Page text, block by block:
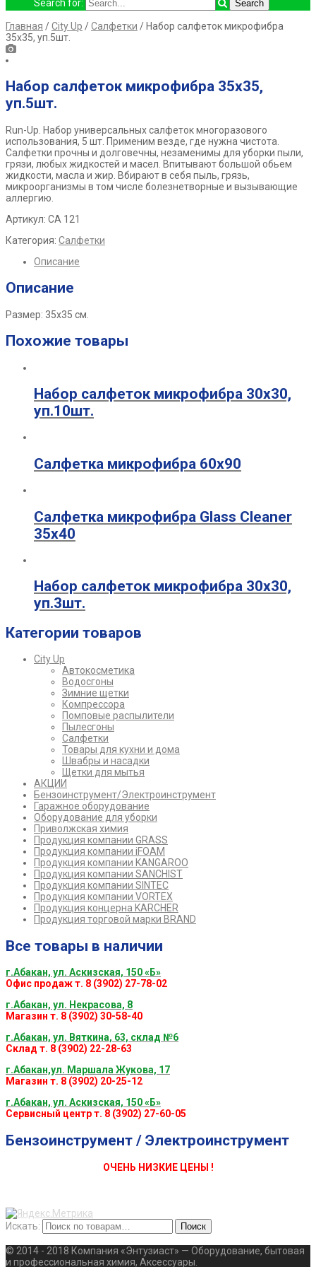
Search for:
Главная /City Up /Салфетки / Набор салфеток микрофибра
35х35, уп.5шт.
Набор салфеток микрофибра 35х35,
уп.5шт.
Run-Up. Набор универсальных салфеток многоразового
использования, 5 шт. Применим везде, где нужна чистота.
Салфетки прочны и долговечны, незаменимы для уборки пыли,
грязи, любых жидкостей и масел. Впитывают большой обьем
жидкости, масла и жир. Вбирают в себя пыль, грязь,
микроорганизмы в том числе болезнетворные и вызывающие
аллергию.
Артикул: СА 121
Категория: Салфетки
Описание
Описание
Размер: 35х35 см.
Похожие товары
Набор салфеток микрофибра 30х30,
уп.10шт.
Салфетка микрофибра 60х90
Салфетка микрофибра Glass Cleaner
35х40
Набор салфеток микрофибра 30х30,
уп.3шт.
Категории товаров
City Up
Автокосметика
Водосгоны
Зимние щетки
Компрессора
Помповые распылители
Пылесгоны
Салфетки
Товары для кухни и дома
Швабры и насадки
Щетки для мытья
АКЦИИ
Бензоинструмент/Электроинструмент
Гаражное оборудование
Оборудование для уборки
Приволжская химия
Продукция компании GRASS
Продукция компании iFOAM
Продукция компании KANGAROO
Продукция компании SANCHIST
Продукция компании SINTEC
Продукция компании VORTEX
Продукция концерна KARCHER
Продукция торговой марки BRAND
Все товары в наличии
г.Абакан, ул. Аскизская, 150 «Б»
Офис продаж т. 8 (3902) 27-78-02
г.Абакан, ул. Некрасова, 8
Магазин т. 8 (3902) 30-58-40
г.Абакан, ул. Вяткина, 63, склад №6
Склад т. 8 (3902) 22-28-63
г.Абакан,ул. Маршала Жукова, 17
Магазин т. 8 (3902) 20-25-12
г.Абакан, ул. Аскизская, 150 «Б»
Сервисный центр т. 8 (3902) 27-60-05
Бензоинструмент / Электроинструмент
ОЧЕНЬ НИЗКИЕ ЦЕНЫ !
Искать: Поиск
© 2014 - 2018 Компания «Энтузиаст» — Оборудование, бытовая
и профессиональная химия, Аксессуары.